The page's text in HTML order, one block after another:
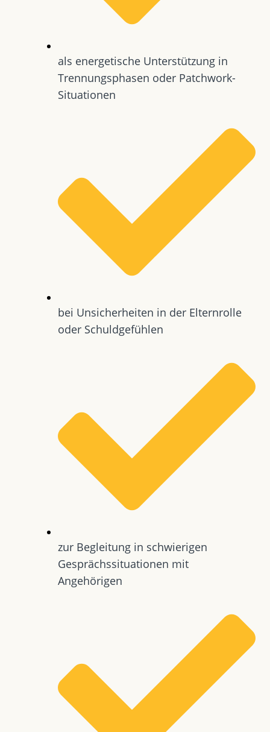
als energetische Unterstützung in
Trennungsphasen oder Patchwork-
Situationen
bei Unsicherheiten in der Elternrolle
oder Schuldgefühlen
zur Begleitung in schwierigen
Gesprächssituationen mit
Angehörigen